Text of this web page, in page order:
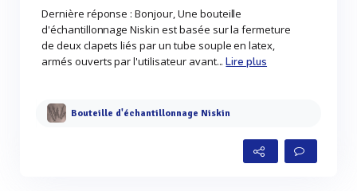
Dernière réponse : Bonjour, Une bouteille
d'échantillonnage Niskin est basée sur la fermeture
de deux clapets liés par un tube souple en latex,
armés ouverts par l'utilisateur avant...Lire plus
Bouteille d'échantillonnage Niskin